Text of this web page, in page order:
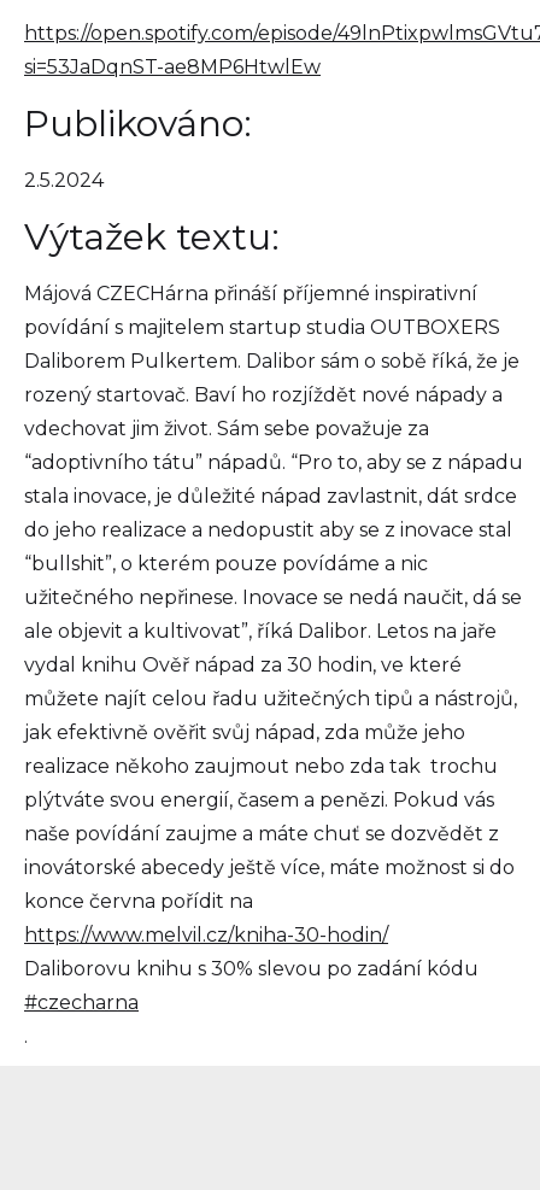
https://open.spotify.com/episode/
si=53JaDqnST-ae8MP6HtwlEw
Publikováno:
2.5.2024
Výtažek textu:
Májová CZECHárna přináší příjemné inspirativní
povídání s majitelem startup studia OUTBOXERS
Daliborem Pulkertem. Dalibor sám o sobě říká, že je
rozený startovač. Baví ho rozjíždět nové nápady a
vdechovat jim život. Sám sebe považuje za
“adoptivního tátu” nápadů. “Pro to, aby se z nápadu
stala inovace, je důležité nápad zavlastnit, dát srdce
do jeho realizace a nedopustit aby se z inovace stal
“bullshit”, o kterém pouze povídáme a nic
užitečného nepřinese. Inovace se nedá naučit, dá se
ale objevit a kultivovat”, říká Dalibor. Letos na jaře
vydal knihu Ověř nápad za 30 hodin, ve které
můžete najít celou řadu užitečných tipů a nástrojů,
jak efektivně ověřit svůj nápad, zda může jeho
realizace někoho zaujmout nebo zda tak trochu
plýtváte svou energií, časem a penězi. Pokud vás
naše povídání zaujme a máte chuť se dozvědět z
inovátorské abecedy ještě více, máte možnost si do
konce června pořídit na
https://www.melvil.cz/kniha-30-hodin/
Daliborovu knihu s 30% slevou po zadání kódu
#czecharna
.